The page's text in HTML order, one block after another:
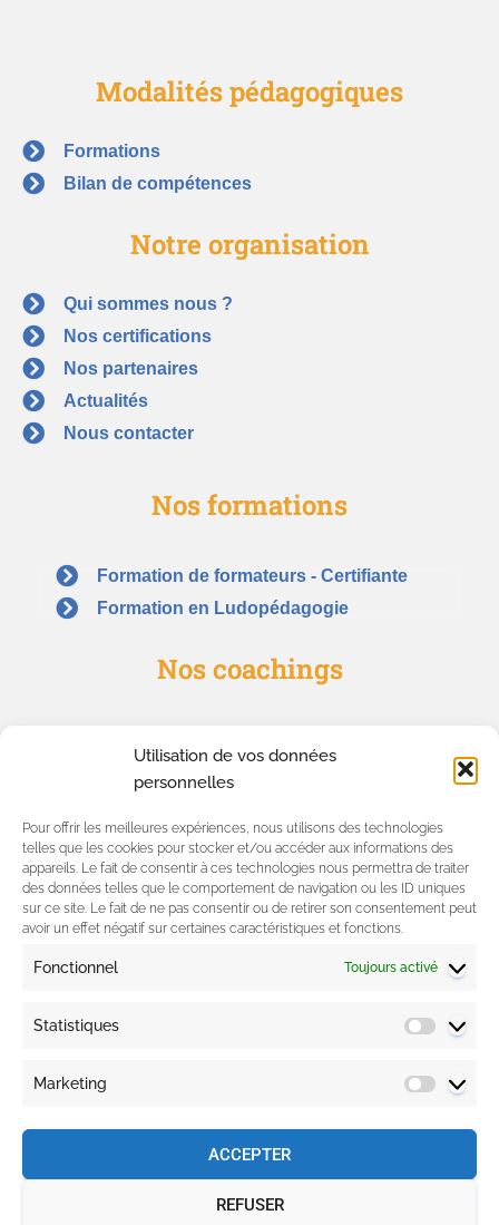
Utilisation de vos données
personnelles
Pour offrir les meilleures expériences, nous utilisons des technologies
telles que les cookies pour stocker et/ou accéder aux informations des
appareils. Le fait de consentir à ces technologies nous permettra de traiter
des données telles que le comportement de navigation ou les ID uniques
sur ce site. Le fait de ne pas consentir ou de retirer son consentement peut
avoir un effet négatif sur certaines caractéristiques et fonctions.
Fonctionnel Toujours activé
Statistiques
Marketing
ACCEPTER
REFUSER
Modalités pédagogiques
Formations
Bilan de compétences
Notre organisation
Qui sommes nous ?
Nos certifications
Nos partenaires
Actualités
Nous contacter
Nos formations
Formation de formateurs - Certifiante
Formation en Ludopédagogie
Nos coachings
Bilan de compétences
Contactez-nous
guillaume@gcformationconseil.fr